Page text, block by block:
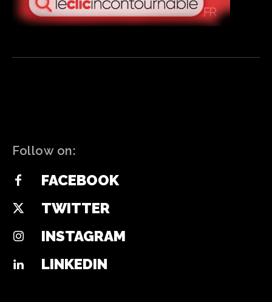
Follow on:
FACEBOOK
TWITTER
INSTAGRAM
LINKEDIN